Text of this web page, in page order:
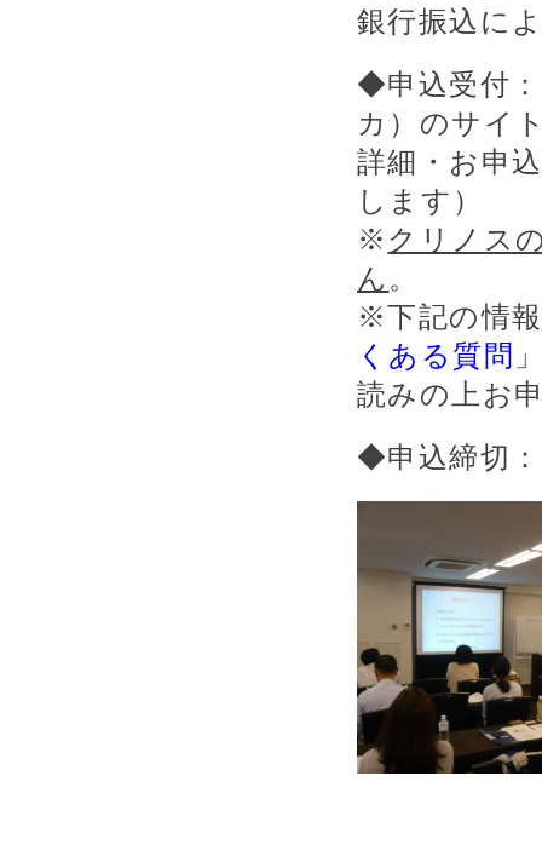
銀行振込に
◆申込受付
カ）のサイ
詳細・お申
します）
※ クリノス
ん 。
※下記の情
くある質問
読みの上お
◆申込締切